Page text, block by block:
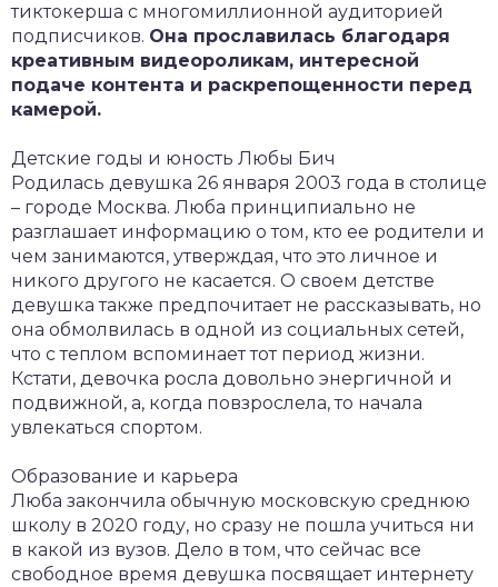
тиктокерша с многомиллионной аудиторией
подписчиков. Она прославилась благодаря
креативным видеороликам, интересной
подаче контента и раскрепощенности перед
камерой.
Детские годы и юность Любы Бич
Родилась девушка 26 января 2003 года в столице
– городе Москва. Люба принципиально не
разглашает информацию о том, кто ее родители и
чем занимаются, утверждая, что это личное и
никого другого не касается. О своем детстве
девушка также предпочитает не рассказывать, но
она обмолвилась в одной из социальных сетей,
что с теплом вспоминает тот период жизни.
Кстати, девочка росла довольно энергичной и
подвижной, а, когда повзрослела, то начала
увлекаться спортом.
Образование и карьера
Люба закончила обычную московскую среднюю
школу в 2020 году, но сразу не пошла учиться ни
в какой из вузов. Дело в том, что сейчас все
свободное время девушка посвящает интернету